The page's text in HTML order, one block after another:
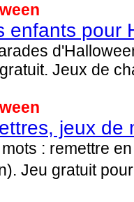
enfants pour
Jeux de
jeux de
: remettre
Jeu gratuit